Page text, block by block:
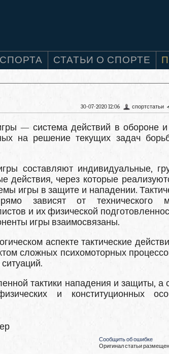
СТАТЬИ О СПОРТЕ
спортстатьи
30-07-2020 12:06
— система действий в обороне
на решение текущих задач
составляют индивидуальные,
действия, через которые
игры в защите и нападении.
зависят от технического
и их физической
игры взаимосвязаны.
аспекте тактические
сложных психомоторных
тактики нападения и защиты, а
и конституци­онных
Сообщить об ошибке
Оригинал статьи